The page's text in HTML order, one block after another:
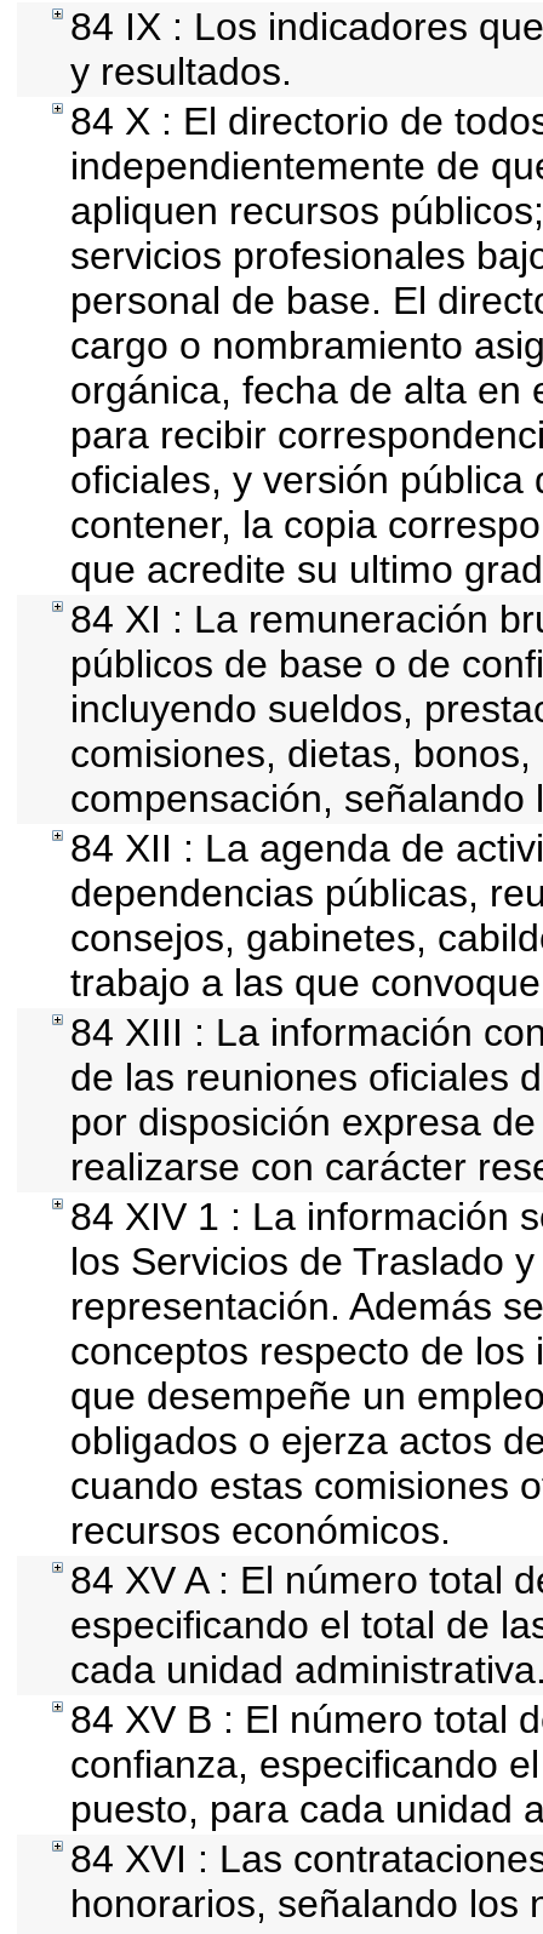
84 IX : Los indicadores
y resultados.
84 X : El directorio de
independientemente de
apliquen recursos
servicios profesionales
personal de base. El
cargo o nombramiento
orgánica, fecha de alta en
para recibir
oficiales, y versión
contener, la copia
que acredite su ultimo
84 XI : La remuneración
públicos de base o de
incluyendo sueldos,
comisiones, dietas,
compensación,
84 XII : La agenda de
dependencias públicas,
consejos, gabinetes,
trabajo a las que
84 XIII : La información
de las reuniones oficiales
por disposición expresa
realizarse con carácter
84 XIV 1 : La información
los Servicios de Traslado
representación. Además
conceptos respecto de
que desempeñe un
obligados o ejerza actos
cuando estas comisiones
recursos económicos.
84 XV A : El número total
especificando el total de
cada unidad
84 XV B : El número total
confianza, especificando
puesto, para cada unidad
84 XVI : Las
honorarios, señalando los